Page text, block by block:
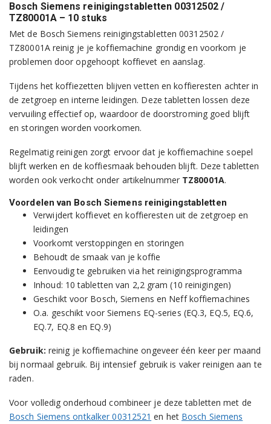
Bosch Siemens reinigingstabletten 00312502 /
TZ80001A – 10 stuks
Met de Bosch Siemens reinigingstabletten 00312502 /
TZ80001A reinig je je koffiemachine grondig en voorkom je
problemen door opgehoopt koffievet en aanslag.
Tijdens het koffiezetten blijven vetten en koffieresten achter in
de zetgroep en interne leidingen. Deze tabletten lossen deze
vervuiling effectief op, waardoor de doorstroming goed blijft
en storingen worden voorkomen.
Regelmatig reinigen zorgt ervoor dat je koffiemachine soepel
blijft werken en de koffiesmaak behouden blijft. Deze tabletten
worden ook verkocht onder artikelnummer TZ80001A.
Voordelen van Bosch Siemens reinigingstabletten
Verwijdert koffievet en koffieresten uit de zetgroep en
leidingen
Voorkomt verstoppingen en storingen
Behoudt de smaak van je koffie
Eenvoudig te gebruiken via het reinigingsprogramma
Inhoud: 10 tabletten van 2,2 gram (10 reinigingen)
Geschikt voor Bosch, Siemens en Neff koffiemachines
O.a. geschikt voor Siemens EQ-series (EQ.3, EQ.5, EQ.6,
EQ.7, EQ.8 en EQ.9)
Gebruik: reinig je koffiemachine ongeveer één keer per maand
bij normaal gebruik. Bij intensief gebruik is vaker reinigen aan te
raden.
Voor volledig onderhoud combineer je deze tabletten met de
Bosch Siemens ontkalker 00312521 en het Bosch Siemens